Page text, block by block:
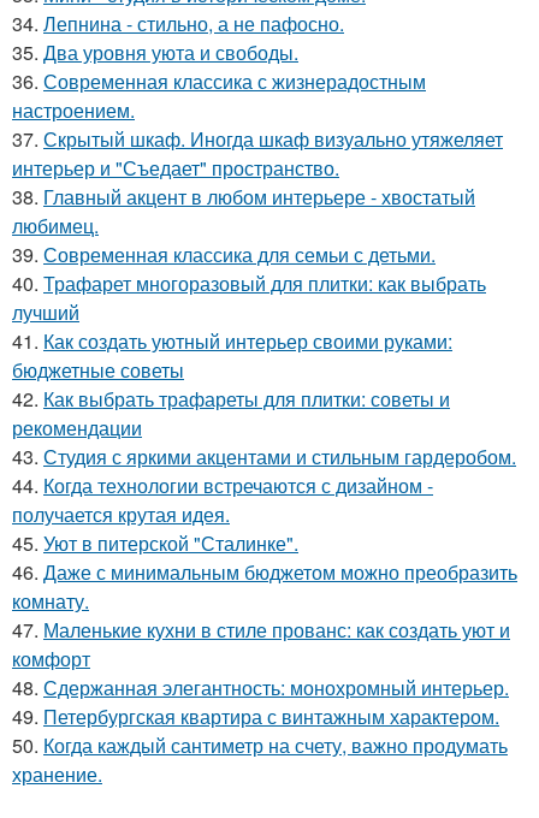
34. Лепнина - стильно, а не пафосно.
35. Два уровня уюта и свободы.
36. Современная классика с жизнерадостным
настроением.
37. Скрытый шкаф. Иногда шкаф визуально утяжеляет
интерьер и "Съедает" пространство.
38. Главный акцент в любом интерьере - хвостатый
любимец.
39. Современная классика для семьи с детьми.
40. Трафарет многоразовый для плитки: как выбрать
лучший
41. Как создать уютный интерьер своими руками:
бюджетные советы
42. Как выбрать трафареты для плитки: советы и
рекомендации
43. Студия с яркими акцентами и стильным гардеробом.
44. Когда технологии встречаются с дизайном -
получается крутая идея.
45. Уют в питерской "Сталинке".
46. Даже с минимальным бюджетом можно преобразить
комнату.
47. Маленькие кухни в стиле прованс: как создать уют и
комфорт
48. Сдержанная элегантность: монохромный интерьер.
49. Петербургская квартира с винтажным характером.
50. Когда каждый сантиметр на счету, важно продумать
хранение.